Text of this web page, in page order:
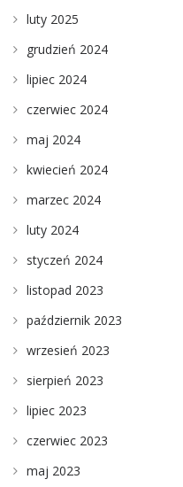
luty 2025
grudzień 2024
lipiec 2024
czerwiec 2024
maj 2024
kwiecień 2024
marzec 2024
luty 2024
styczeń 2024
listopad 2023
październik 2023
wrzesień 2023
sierpień 2023
lipiec 2023
czerwiec 2023
maj 2023